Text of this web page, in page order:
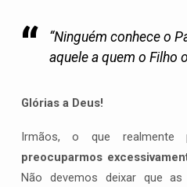
“Ninguém conhece o
aquele a quem o Filho
Glórias a Deus!
Irmãos, o que realmente
preocuparmos
Não devemos deixar que